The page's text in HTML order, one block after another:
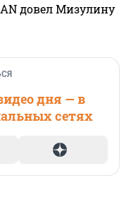
довел Мизулину
дня — в
сетях